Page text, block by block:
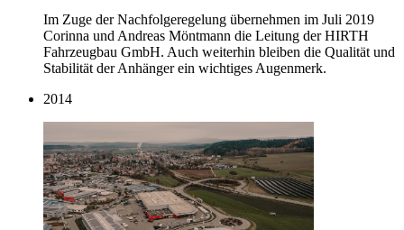
Im Zuge der Nachfolgeregelung übernehmen im Juli 2019
Corinna und Andreas Möntmann die Leitung der HIRTH
Fahrzeugbau GmbH. Auch weiterhin bleiben die Qualität und
Stabilität der Anhänger ein wichtiges Augenmerk.
2014